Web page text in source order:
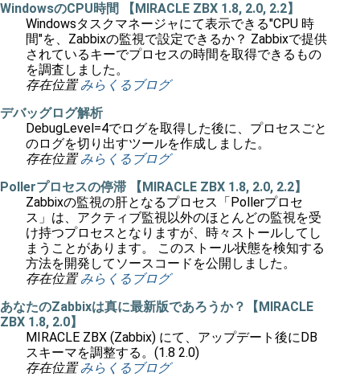
WindowsのCPU時間 【MIRACLE ZBX 1.8, 2.0, 2.2】
Windowsタスクマネージャにて表示できる"CPU 時
間"を、Zabbixの監視で設定できるか？ Zabbixで提供
されているキーでプロセスの時間を取得できるもの
を調査しました。
存在位置 みらくるブログ
デバッグログ解析
DebugLevel=4でログを取得した後に、プロセスごと
のログを切り出すツールを作成しました。
存在位置 みらくるブログ
Pollerプロセスの停滞 【MIRACLE ZBX 1.8, 2.0, 2.2】
Zabbixの監視の肝となるプロセス「Pollerプロセ
ス」は、アクティブ監視以外のほとんどの監視を受
け持つプロセスとなりますが、時々ストールしてし
まうことがあります。 このストール状態を検知する
方法を開発してソースコードを公開しました。
存在位置 みらくるブログ
あなたのZabbixは真に最新版であろうか？【MIRACLE
ZBX 1.8, 2.0】
MIRACLE ZBX (Zabbix) にて、アップデート後にDB
スキーマを調整する。(1.8 2.0)
存在位置 みらくるブログ